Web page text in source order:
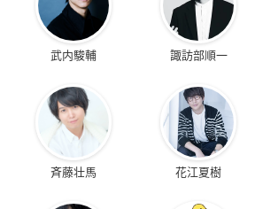
武内駿輔 諏訪部順一
斉藤壮馬 花江夏樹